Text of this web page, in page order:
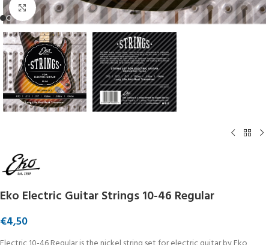
Click to enlarge
Eko Electric Guitar Strings 10-46 Regular
€4,50